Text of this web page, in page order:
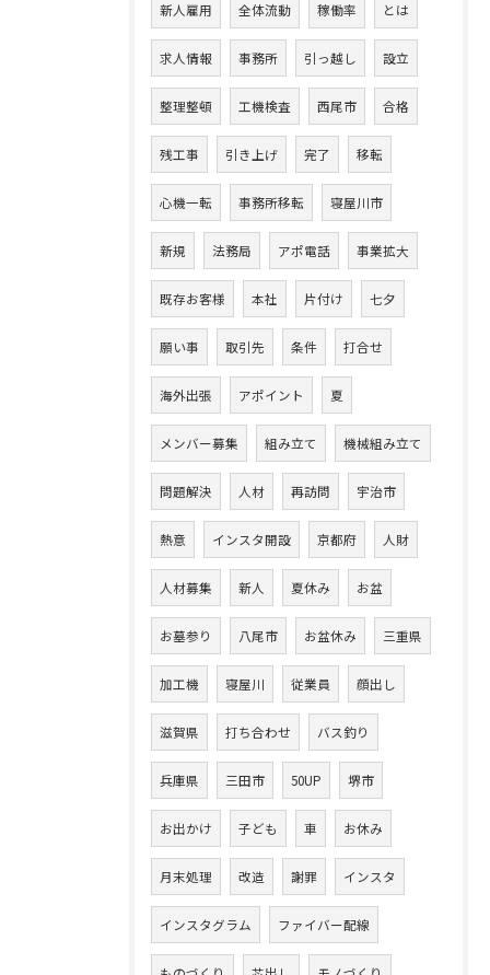
新人雇用 全体流動 稼働率 とは
求人情報 事務所 引っ越し 設立
整理整頓 工機検査 西尾市 合格
残工事 引き上げ 完了 移転
心機一転 事務所移転 寝屋川市
新規 法務局 アポ電話 事業拡大
既存お客様 本社 片付け 七夕
願い事 取引先 条件 打合せ
海外出張 アポイント 夏
メンバー募集 組み立て 機械組み立て
問題解決 人材 再訪問 宇治市
熱意 インスタ開設 京都府 人財
人材募集 新人 夏休み お盆
お墓参り 八尾市 お盆休み 三重県
加工機 寝屋川 従業員 顔出し
滋賀県 打ち合わせ バス釣り
兵庫県 三田市 50UP 堺市
お出かけ 子ども 車 お休み
月末処理 改造 謝罪 インスタ
インスタグラム ファイバー配線